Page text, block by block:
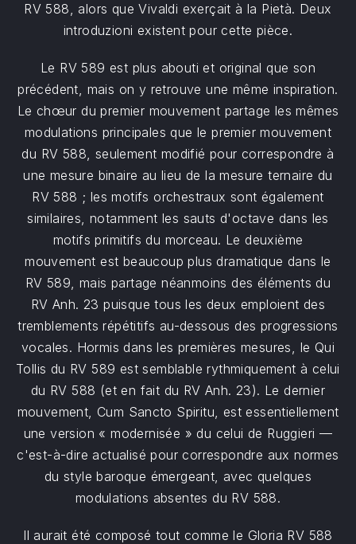
RV 588, alors que Vivaldi exerçait à la Pietà. Deux
introduzioni existent pour cette pièce.
Le RV 589 est plus abouti et original que son
précédent, mais on y retrouve une même inspiration.
Le chœur du premier mouvement partage les mêmes
modulations principales que le premier mouvement
du RV 588, seulement modifié pour correspondre à
une mesure binaire au lieu de la mesure ternaire du
RV 588 ; les motifs orchestraux sont également
similaires, notamment les sauts d'octave dans les
motifs primitifs du morceau. Le deuxième
mouvement est beaucoup plus dramatique dans le
RV 589, mais partage néanmoins des éléments du
RV Anh. 23 puisque tous les deux emploient des
tremblements répétitifs au-dessous des progressions
vocales. Hormis dans les premières mesures, le Qui
Tollis du RV 589 est semblable rythmiquement à celui
du RV 588 (et en fait du RV Anh. 23). Le dernier
mouvement, Cum Sancto Spiritu, est essentiellement
une version « modernisée » du celui de Ruggieri —
c'est-à-dire actualisé pour correspondre aux normes
du style baroque émergeant, avec quelques
modulations absentes du RV 588.
Il aurait été composé tout comme le Gloria RV 588